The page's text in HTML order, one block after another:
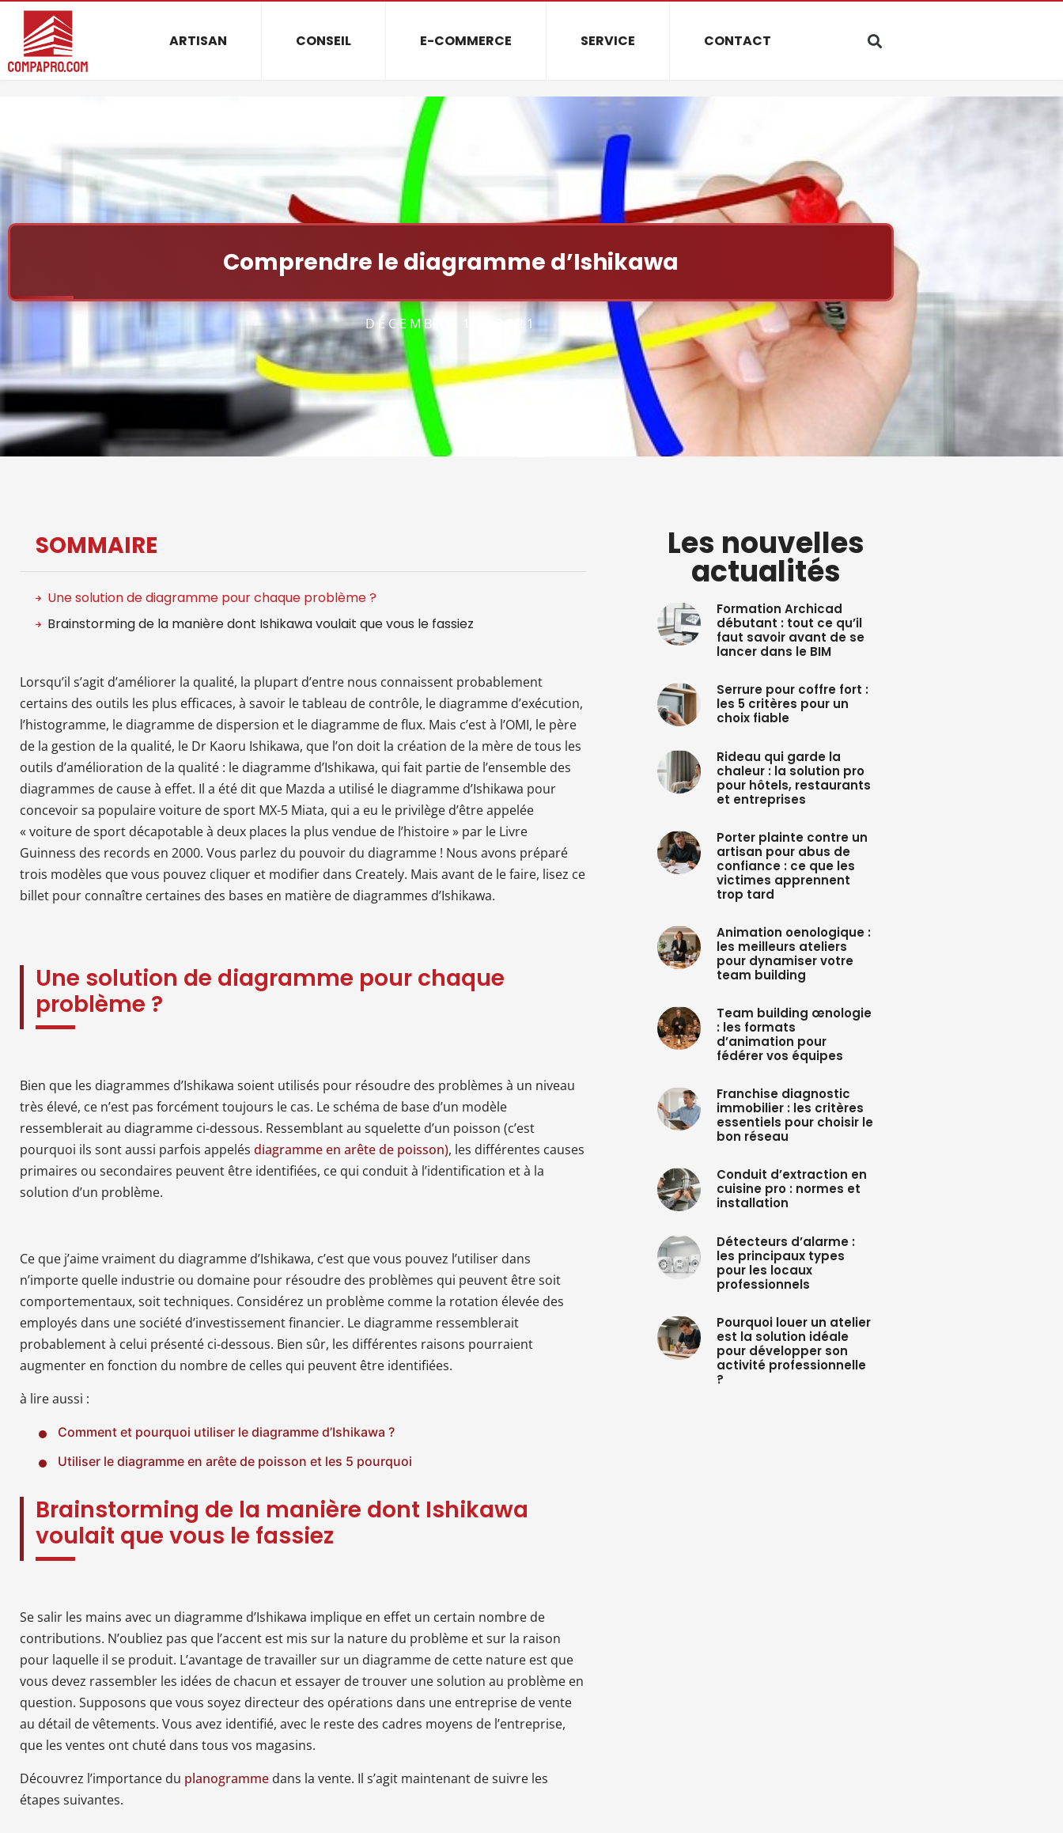
ARTISAN CONSEIL E-COMMERCE SERVICE CONTACT
Comprendre le diagramme d’Ishikawa
DÉCEMBRE 15, 2021
SOMMAIRE
Une solution de diagramme pour chaque problème ?
Brainstorming de la manière dont Ishikawa voulait que vous le fassiez
Lorsqu’il s’agit d’améliorer la qualité, la plupart d’entre nous connaissent probablement
certains des outils les plus efficaces, à savoir le tableau de contrôle, le diagramme d’exécution,
l’histogramme, le diagramme de dispersion et le diagramme de flux. Mais c’est à l’OMI, le père
de la gestion de la qualité, le Dr Kaoru Ishikawa, que l’on doit la création de la mère de tous les
outils d’amélioration de la qualité : le diagramme d’Ishikawa, qui fait partie de l’ensemble des
diagrammes de cause à effet. Il a été dit que Mazda a utilisé le diagramme d’Ishikawa pour
concevoir sa populaire voiture de sport MX-5 Miata, qui a eu le privilège d’être appelée
« voiture de sport décapotable à deux places la plus vendue de l’histoire » par le Livre
Guinness des records en 2000. Vous parlez du pouvoir du diagramme ! Nous avons préparé
trois modèles que vous pouvez cliquer et modifier dans Creately. Mais avant de le faire, lisez ce
billet pour connaître certaines des bases en matière de diagrammes d’Ishikawa.
Une solution de diagramme pour chaque
problème ?
Bien que les diagrammes d’Ishikawa soient utilisés pour résoudre des problèmes à un niveau
très élevé, ce n’est pas forcément toujours le cas. Le schéma de base d’un modèle
ressemblerait au diagramme ci-dessous. Ressemblant au squelette d’un poisson (c’est
pourquoi ils sont aussi parfois appelés diagramme en arête de poisson), les différentes causes
primaires ou secondaires peuvent être identifiées, ce qui conduit à l’identification et à la
solution d’un problème.
Ce que j’aime vraiment du diagramme d’Ishikawa, c’est que vous pouvez l’utiliser dans
n’importe quelle industrie ou domaine pour résoudre des problèmes qui peuvent être soit
comportementaux, soit techniques. Considérez un problème comme la rotation élevée des
employés dans une société d’investissement financier. Le diagramme ressemblerait
probablement à celui présenté ci-dessous. Bien sûr, les différentes raisons pourraient
augmenter en fonction du nombre de celles qui peuvent être identifiées.
à lire aussi :
Comment et pourquoi utiliser le diagramme d’Ishikawa ?
Utiliser le diagramme en arête de poisson et les 5 pourquoi
Brainstorming de la manière dont Ishikawa
voulait que vous le fassiez
Se salir les mains avec un diagramme d’Ishikawa implique en effet un certain nombre de
contributions. N’oubliez pas que l’accent est mis sur la nature du problème et sur la raison
pour laquelle il se produit. L’avantage de travailler sur un diagramme de cette nature est que
vous devez rassembler les idées de chacun et essayer de trouver une solution au problème en
question. Supposons que vous soyez directeur des opérations dans une entreprise de vente
au détail de vêtements. Vous avez identifié, avec le reste des cadres moyens de l’entreprise,
que les ventes ont chuté dans tous vos magasins.
Découvrez l’importance du planogramme dans la vente. Il s’agit maintenant de suivre les
étapes suivantes.
Les nouvelles
actualités
Formation Archicad
débutant : tout ce qu’il
faut savoir avant de se
lancer dans le BIM
Serrure pour coffre fort :
les 5 critères pour un
choix fiable
Rideau qui garde la
chaleur : la solution pro
pour hôtels, restaurants
et entreprises
Porter plainte contre un
artisan pour abus de
confiance : ce que les
victimes apprennent
trop tard
Animation oenologique :
les meilleurs ateliers
pour dynamiser votre
team building
Team building œnologie
: les formats
d’animation pour
fédérer vos équipes
Franchise diagnostic
immobilier : les critères
essentiels pour choisir le
bon réseau
Conduit d’extraction en
cuisine pro : normes et
installation
Détecteurs d’alarme :
les principaux types
pour les locaux
professionnels
Pourquoi louer un atelier
est la solution idéale
pour développer son
activité professionnelle
?